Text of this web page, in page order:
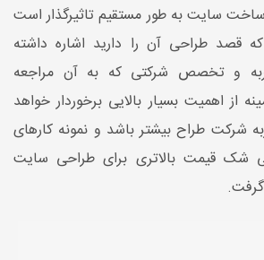
سایت به طور مستقیم تاثیرگذار است
قصد طراحی آن را دارید اشاره داشته
و تخصص شرکتی که به آن مراجعه
از اهمیت بسیار بالایی برخوردار خواهد
شرکت طراح بیشتر باشد و نمونه کارهای
شک قیمت بالاتری برای طراحی سایت
گرفت.